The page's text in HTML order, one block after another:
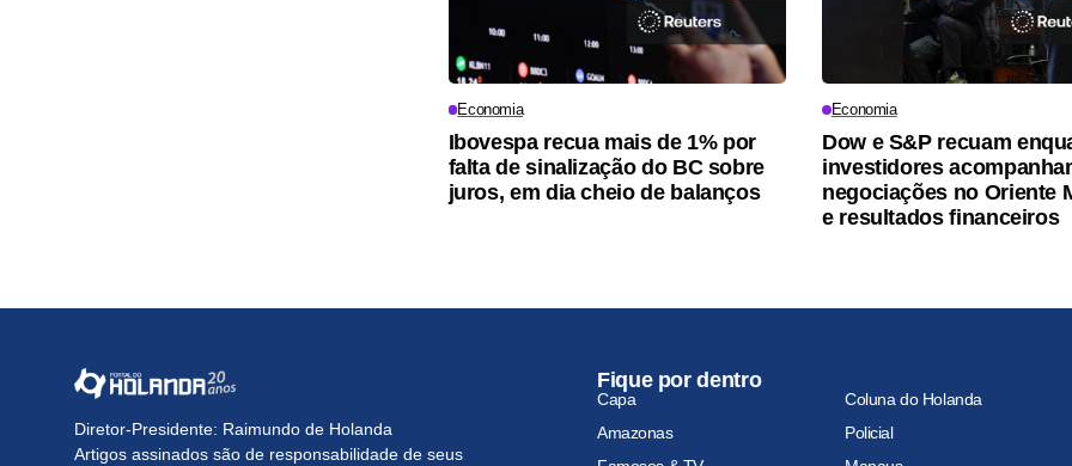
Economia
Ibovespa recua mais de 1% por
falta de sinalização do BC sobre
juros, em dia cheio de balanços
Economia
Dow e S&P recuam
investidores
negociações no Oriente
e resultados financeiros
Diretor-Presidente: Raimundo de Holanda
Artigos assinados são de responsabilidade de seus
Fique por dentro
Capa
Coluna do Holanda
Amazonas
Policial